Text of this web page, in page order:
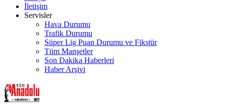
İletişim
Servisler
Hava Durumu
Trafik Durumu
Süper Lig Puan Durumu ve Fikstür
Tüm Manşetler
Son Dakika Haberleri
Haber Arşivi